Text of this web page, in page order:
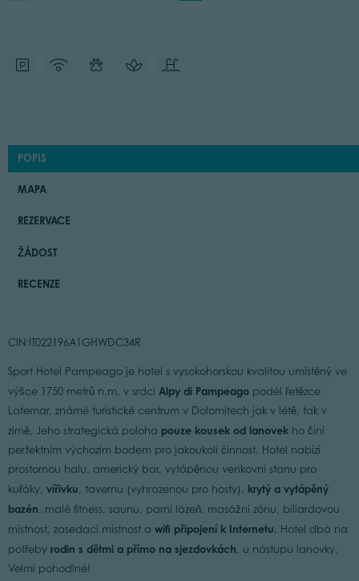
POPIS
MAPA
REZERVACE
ŽÁDOST
RECENZE
CIN:IT022196A1GHWDC34R
Sport Hotel Pampeago je hotel s vysokohorskou kvalitou umístěný ve
výšce 1750 metrů n.m. v srdci Alpy di Pampeagopodél řetězce
Latemar, známé turistické centrum v Dolomitech jak v létě, tak v
zimě. Jeho strategická poloha pouze kousek od lanovekho činí
perfektním výchozím bodem pro jakoukoli činnost. Hotel nabízí
prostornou halu, americký bar, vytápěnou venkovní stanu pro
kuřáky, vířivku, tavernu (vyhrazenou pro hosty), krytý a vytápěný
bazén, malé fitness, saunu, parní lázeň, masážní zónu, biliardovou
místnost, zasedací místnost a wifi připojení k Internetu. Hotel dbá na
potřeby rodin s dětmi a přímo na sjezdovkách, u nástupu lanovky.
Velmi pohodlné!